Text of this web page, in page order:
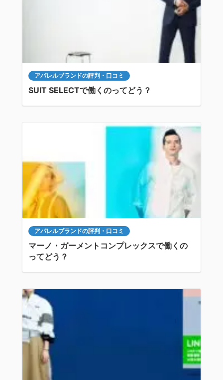
アパレルブランドの評判・口コミ
SUIT SELECTで働くのってどう？
アパレルブランドの評判・口コミ
マーノ・ガーメントコンプレックスで働くの
ってどう？